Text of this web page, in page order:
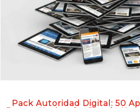
Pack Autoridad Digital: 50